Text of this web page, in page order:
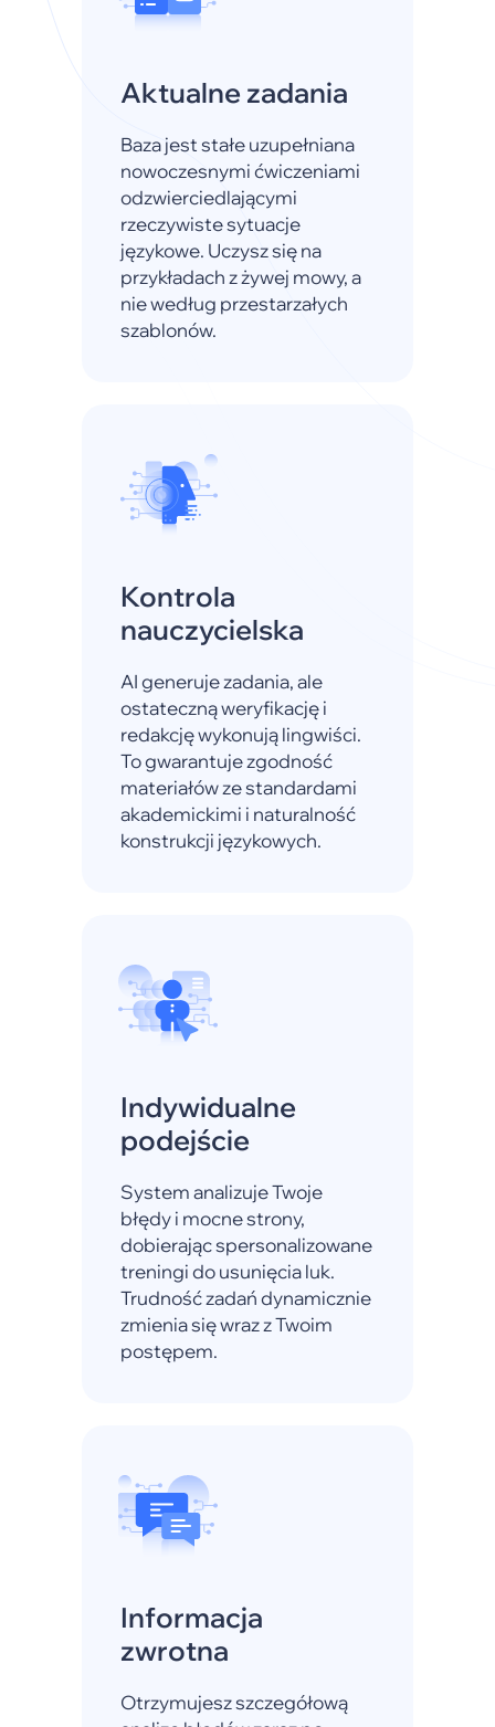
Aktualne zadania
Baza jest stałe uzupełniana
nowoczesnymi ćwiczeniami
odzwierciedlającymi
rzeczywiste sytuacje
językowe. Uczysz się na
przykładach z żywej mowy, a
nie według przestarzałych
szablonów.
Kontrola
nauczycielska
AI generuje zadania, ale
ostateczną weryfikację i
redakcję wykonują lingwiści.
To gwarantuje zgodność
materiałów ze standardami
akademickimi i naturalnоść
konstrukcji językowych.
Indywidualne
podejście
System analizuje Twoje
błędy i mocne strony,
dobierając spersonalizowane
treningi do usunięcia luk.
Trudność zadań dynamicznie
zmienia się wraz z Twoim
postępem.
Informacja
zwrotna
Otrzymujesz szczegółową